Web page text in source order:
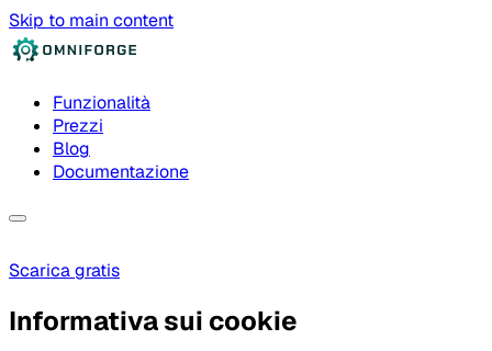
Skip to main content
Funzionalità
Prezzi
Blog
Documentazione
Scarica gratis
Informativa sui cookie